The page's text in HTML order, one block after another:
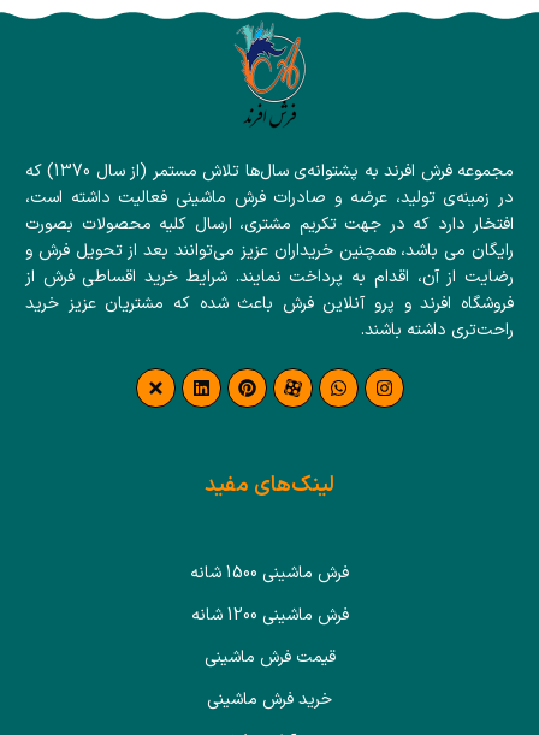
مجموعه فرش افرند به پشتوانه‌ی سال‌ها تلاش مستمر (از سال 1370) که
در زمینه‌ی تولید، عرضه و صادرات فرش ماشینی فعالیت داشته است،
افتخار دارد که در جهت تکریم مشتری، ارسال کلیه محصولات بصورت
رایگان می باشد، همچنین خریداران عزیز می‌توانند بعد از تحویل فرش و
رضایت از آن، اقدام به پرداخت نمایند. شرایط خرید اقساطی فرش از
فروشگاه افرند و پرو آنلاین فرش باعث شده که مشتریان عزیز خرید
راحت‌تری داشته باشند.
لینک‌های مفید
فرش ماشینی 1500 شانه
فرش ماشینی 1200 شانه
قیمت فرش ماشینی
خرید فرش ماشینی